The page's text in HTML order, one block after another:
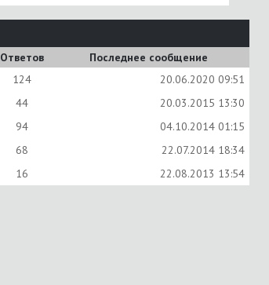
Ответов
Последнее сообщение
124 20.06.2020 09:51
44 20.03.2015 13:30
94 04.10.2014 01:15
68 22.07.2014 18:34
16 22.08.2013 13:54